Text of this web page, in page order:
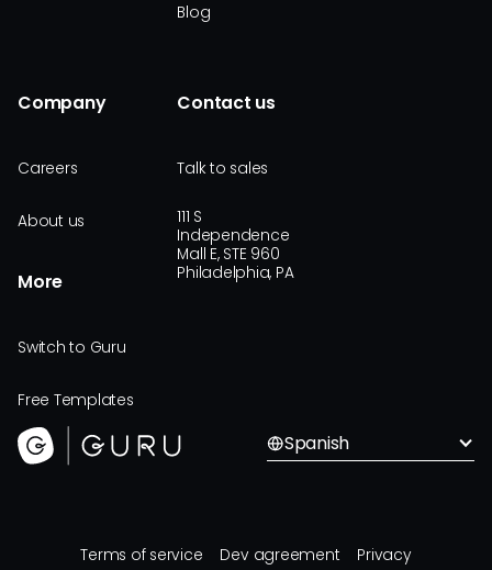
Blog
Company
Careers
About us
More
Switch to Guru
Free Templates
Contact us
Talk to sales
111 S
Independence
Mall E, STE 960
Philadelphia, PA
Spanish
Terms of service Dev agreement Privacy